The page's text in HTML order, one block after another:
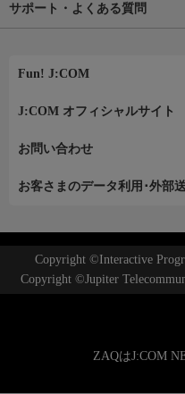
サポート・よくある質問
Fun! J:COM
J:COM オフィシャルサイト
お問い合わせ
お客さまのデータ利用･外部
Copyright ©Interactive
Copyright ©Jupiter
ZAQはJ:COM